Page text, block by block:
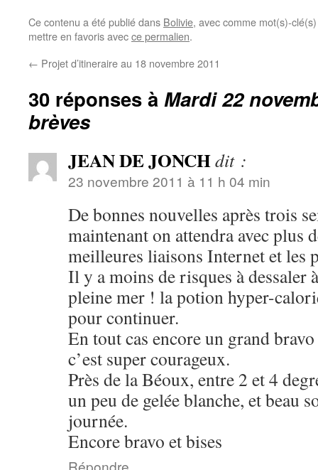
Ce contenu a été publié dans Bolivie, avec comme mot(s)-
mettre en favoris avecce permalien.
← Projet d’itineraire au 18 novembre 2011
30 réponses à Mardi 22
brèves
JEAN DE JONCHdit :
23 novembre 2011 à 11 h 04 min
De bonnes nouvelles après trois
maintenant on attendra avec plus
meilleures liaisons Internet et les
Il y a moins de risques à dessaler
pleine mer ! la potion hyper-
pour continuer.
En tout cas encore un grand
c’est super courageux.
Près de la Béoux, entre 2 et 4
un peu de gelée blanche, et beau
journée.
Encore bravo et bises
Répondre